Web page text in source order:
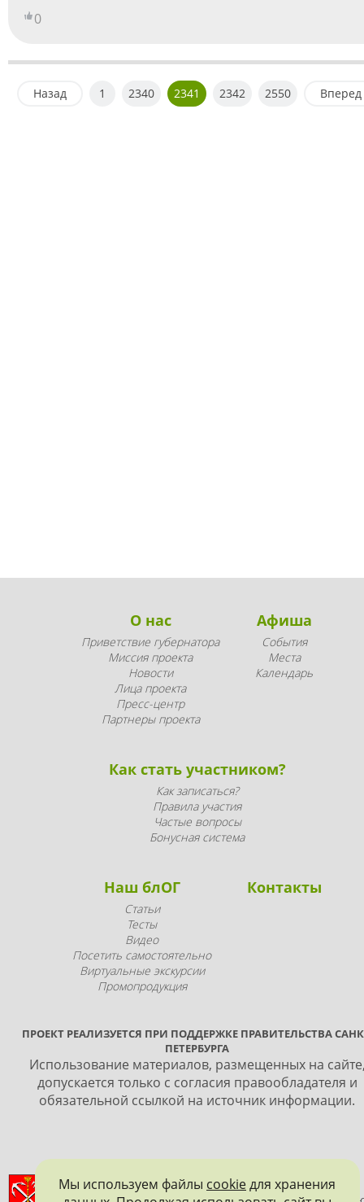
0
Назад 1 2340 2341 2342 2550 Вперед
О нас
Приветствие губернатора
Миссия проекта
Новости
Лица проекта
Пресс-центр
Партнеры проекта
Афиша
События
Места
Календарь
Как стать участником?
Как записаться?
Правила участия
Частые вопросы
Бонусная система
Наш блОГ
Статьи
Тесты
Видео
Посетить самостоятельно
Виртуальные экскурсии
Промопродукция
Контакты
ПРОЕКТ РЕАЛИЗУЕТСЯ ПРИ ПОДДЕРЖКЕ ПРАВИТЕЛЬСТВА
ПЕТЕРБУРГА
Использование материалов, размещенных на
допускается только с согласия правообладателя и
обязательной ссылкой на источник информации.
ПРАВИТЕЛЬСТВО САНКТ-ПЕТЕРБУРГА
Мы используем файлы cookieдля хранения